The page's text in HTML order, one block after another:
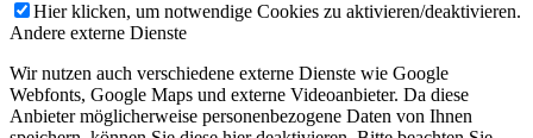
Hier klicken, um notwendige Cookies zu aktivieren/deaktivieren.
Andere externe Dienste
Wir nutzen auch verschiedene externe Dienste wie Google
Webfonts, Google Maps und externe Videoanbieter. Da diese
Anbieter möglicherweise personenbezogene Daten von Ihnen